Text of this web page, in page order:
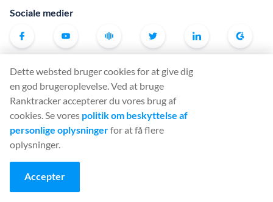
Sociale medier
Værktøj
Rank Tracker
Keyword Finder
SERP Checker
Web Audit
Backlink Checker
Backlink Monitor
Dette websted bruger cookies for at give dig
en god brugeroplevelse. Ved at bruge
Ranktracker accepterer du vores brug af
cookies. Se vores politik om beskyttelse af
personlige oplysningerfor at få flere
oplysninger.
Accepter